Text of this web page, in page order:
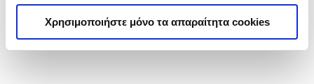
Χρησιμοποιήστε μόνο τα απαραίτητα cookies